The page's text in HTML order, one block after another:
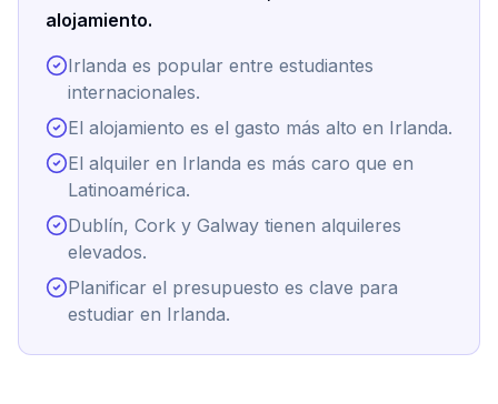
alojamiento.
Irlanda es popular entre estudiantes
internacionales.
El alojamiento es el gasto más alto en Irlanda.
El alquiler en Irlanda es más caro que en
Latinoamérica.
Dublín, Cork y Galway tienen alquileres
elevados.
Planificar el presupuesto es clave para
estudiar en Irlanda.